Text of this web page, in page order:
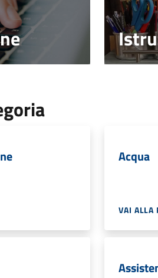
Acqua
VAI ALLA